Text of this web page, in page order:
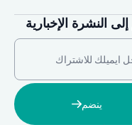
النشرة الإخبارية
ينضم